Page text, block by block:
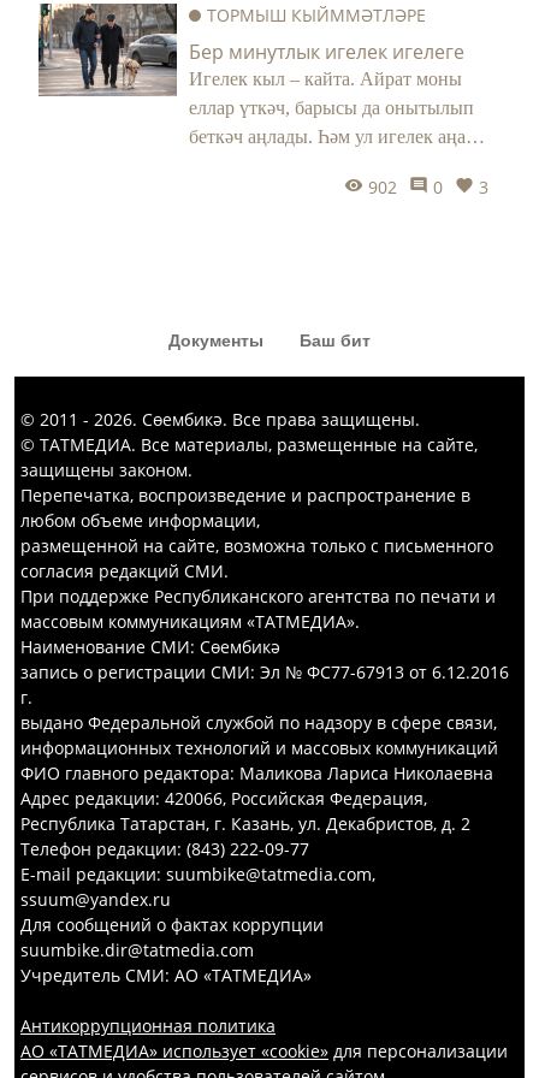
кызык комедия күргәннәр диярсең!
ТОРМЫШ КЫЙММӘТЛӘРЕ
Бер минутлык игелек игелеге
Игелек кыл – кайта. Айрат моны
еллар үткәч, барысы да онытылып
беткәч аңлады. Һәм ул игелек аңа
902 0 3
Документы Баш бит
© 2011 - 2026. Сөембикә. Все права защищены.
© ТАТМЕДИА. Все материалы, размещенные на сайте,
защищены законом.
Перепечатка, воспроизведение и распространение в
любом объеме информации,
размещенной на сайте, возможна только с письменного
согласия редакций СМИ.
При поддержке Республиканского агентства по печати и
массовым коммуникациям «ТАТМЕДИА».
Наименование СМИ: Сөембикә
запись о регистрации СМИ: Эл № ФС77-67913 от 6.12.2016
г.
выдано Федеральной службой по надзору в сфере связи,
информационных технологий и массовых коммуникаций
ФИО главного редактора: Маликова Лариса Николаевна
Адрес редакции: 420066, Российская Федерация,
Республика Татарстан, г. Казань, ул. Декабристов, д. 2
Телефон редакции: (843) 222-09-77
E-mail редакции: suumbike@tatmedia.com,
ssuum@yandex.ru
Для сообщений о фактах коррупции
suumbike.dir@tatmedia.com
Учредитель СМИ: АО «ТАТМЕДИА»
Антикоррупционная политика
АО «ТАТМЕДИА» использует «cookie» для персонализации